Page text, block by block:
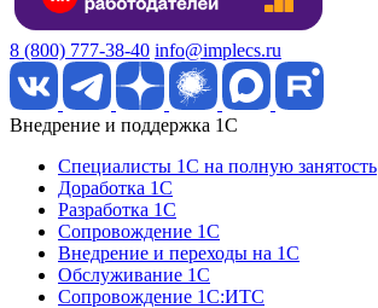
8 (800) 777-38-40 info@implecs.ru
Внедрение и поддержка 1C
Специалисты 1C на полную занятость
Доработка 1C
Разработка 1C
Сопровождение 1C
Внедрение и переходы на 1C
Обслуживание 1C
Сопровождение 1C:ИТС